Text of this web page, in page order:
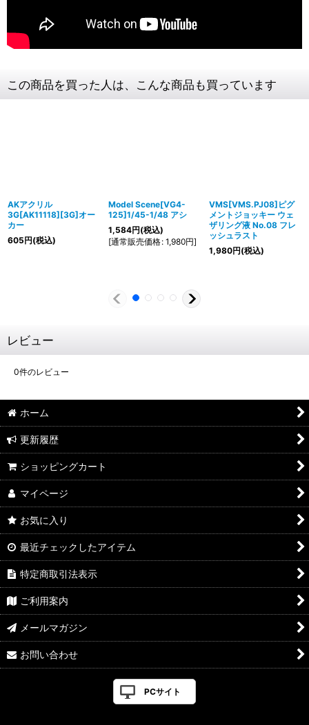
この商品を買った人は、こんな商品も買っています
AKアクリル
3G[AK11118][3G]オー
カー
605円(税込)
Model Scene[VG4-
125]1/45-1/48 アシ
1,584円(税込)
[通常販売価格: 1,980円]
VMS[VMS.PJ08]ピグ
メントジョッキー ウェ
ザリング液 No.08 フレ
ッシュラスト
1,980円(税込)
レビュー
0件のレビュー
ホーム
更新履歴
ショッピングカート
マイページ
お気に入り
最近チェックしたアイテム
特定商取引法表示
ご利用案内
メールマガジン
お問い合わせ
PCサイト